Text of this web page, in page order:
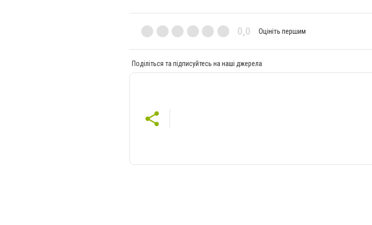
0,0 Оцініть першим
Поділіться та підписуйтесь на наші джерела